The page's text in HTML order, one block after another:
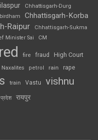
Chhattisgarh-Durg
Chhattisgarh-Korba
Raipur
Chhattisgarh-Sukma
Minister Sai CM
fire fraud High Court
Naxalites petrol rain rape
train Vastu vishnu
रायपुर